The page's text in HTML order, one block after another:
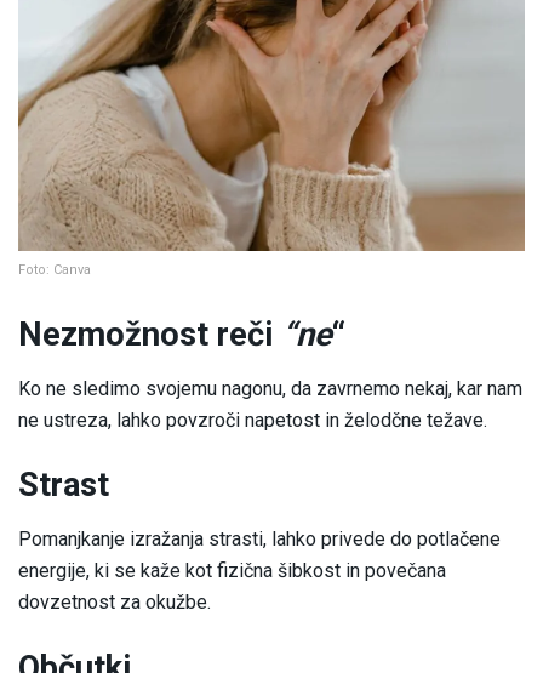
Foto: Canva
Nezmožnost reči “ne“
Ko ne sledimo svojemu nagonu, da zavrnemo nekaj, kar nam
ne ustreza, lahko povzroči napetost in želodčne težave.
Strast
Pomanjkanje izražanja strasti, lahko privede do potlačene
energije, ki se kaže kot fizična šibkost in povečana
dovzetnost za okužbe.